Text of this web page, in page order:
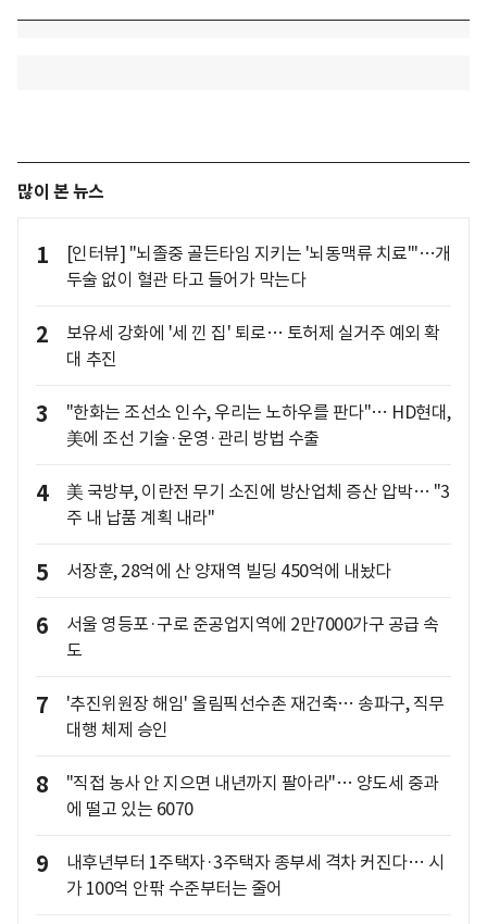
많이 본 뉴스
1
[인터뷰] "뇌졸중 골든타임 지키는 '뇌동맥류 치료'"…개
두술 없이 혈관 타고 들어가 막는다
2
보유세 강화에 '세 낀 집' 퇴로… 토허제 실거주 예외 확
대 추진
3
"한화는 조선소 인수, 우리는 노하우를 판다"… HD현대,
美에 조선 기술·운영·관리 방법 수출
4
美 국방부, 이란전 무기 소진에 방산업체 증산 압박… "3
주 내 납품 계획 내라"
5 서장훈, 28억에 산 양재역 빌딩 450억에 내놨다
6
서울 영등포·구로 준공업지역에 2만7000가구 공급 속
도
7
'추진위원장 해임' 올림픽선수촌 재건축… 송파구, 직무
대행 체제 승인
8
"직접 농사 안 지으면 내년까지 팔아라"… 양도세 중과
에 떨고 있는 6070
9
내후년부터 1주택자·3주택자 종부세 격차 커진다… 시
가 100억 안팎 수준부터는 줄어